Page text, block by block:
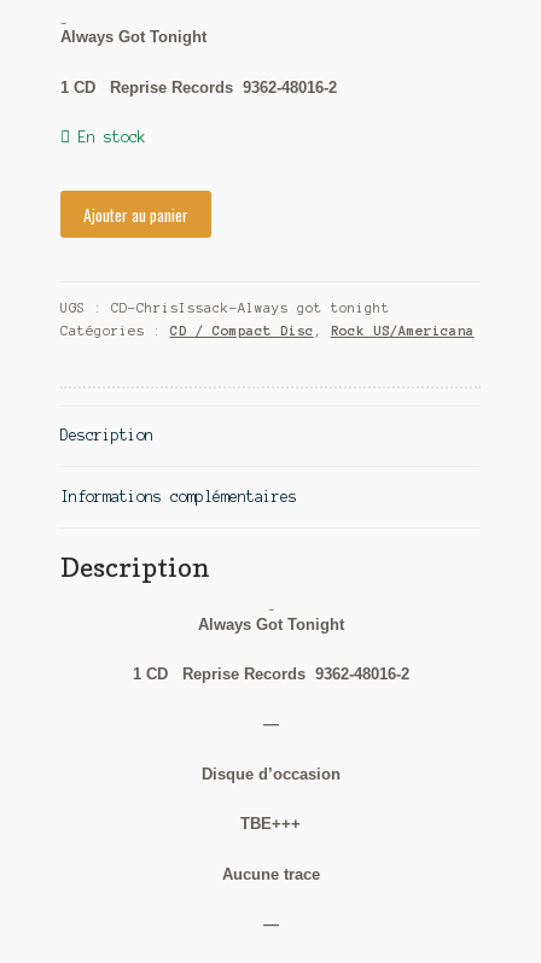
ContactAlways Got Tonight
1 CD Reprise Records 9362-48016-2
En stock
Ajouter au panier
UGS : CD-ChrisIssack-Always got tonight
Catégories : CD / Compact Disc , Rock US/Americana
Description
Informations complémentaires
Description
Always Got Tonight
1 CD Reprise Records 9362-48016-2
—
Disque d’occasion
TBE+++
Aucune trace
—